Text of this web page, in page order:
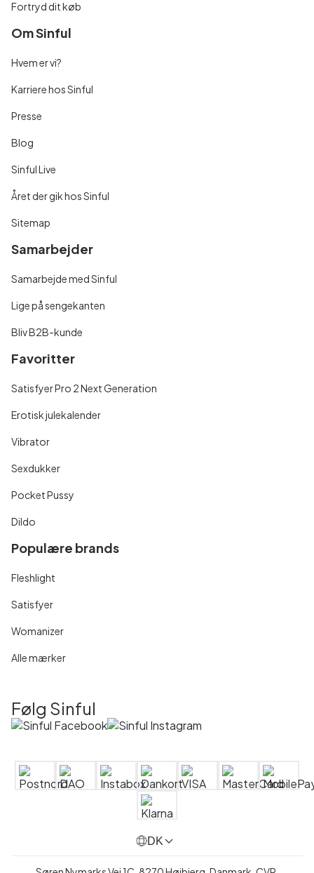
Fortryd dit køb
Om Sinful
Hvem er vi?
Karriere hos Sinful
Presse
Blog
Sinful Live
Året der gik hos Sinful
Sitemap
Samarbejder
Samarbejde med Sinful
Lige på sengekanten
Bliv B2B-kunde
Favoritter
Satisfyer Pro 2 Next Generation
Erotisk julekalender
Vibrator
Sexdukker
Pocket Pussy
Dildo
Populære brands
Fleshlight
Satisfyer
Womanizer
Alle mærker
Følg Sinful
DK